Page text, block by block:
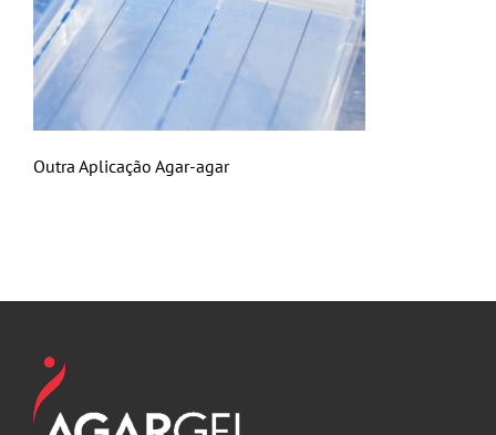
Outra Aplicação Agar-agar